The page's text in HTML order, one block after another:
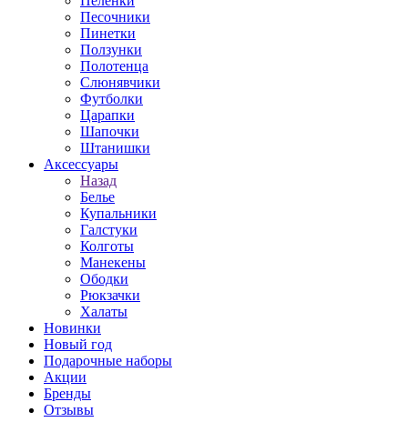
Песочники
Пинетки
Ползунки
Полотенца
Слюнявчики
Футболки
Царапки
Шапочки
Штанишки
Аксессуары
Назад
Белье
Купальники
Галстуки
Колготы
Манекены
Ободки
Рюкзачки
Халаты
Новинки
Новый год
Подарочные наборы
Акции
Бренды
Отзывы